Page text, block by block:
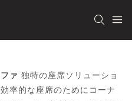
ァ 独特の座席ソリューショ
効率的な座席のためにコーナ